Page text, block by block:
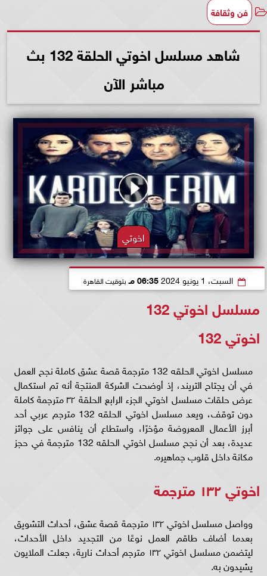
فن وثقافة
شاهد مسلسل اخوتي الحلقة 132 بث
مباشر الآن
اخوتي
السبت، 1 يونيو 2024 06:35 مـ بتوقيت القاهرة
مسلسل اخوتي 132
اخوتي 132
مسلسل اخوتي الحلقه 132 مترجمة قصة عشق كاملة نجح العمل
في أن يجتاح التريند، إذ أوضحت الشركة المنتجة أنه تم استكمال
عرض حلقات مسلسل اخوتي الجزء الرابع الحلقة ٣٢ مترجمة كاملة
دون توقف، ويعد مسلسل اخوتي الحلقه 132 مترجم عربي أحد
أبرز الأعمال المعروضة مؤخرًا، واستطاع أن ينافس على جوائز
عديدة، بعد أن نجح مسلسل اخوتي الحلقه 132 مترجمة في حجز
مكانة داخل قلوب جماهيره.
اخوتي ١٣٢ مترجمة
وواصل مسلسل اخوتي ١٣٢ مترجمة قصة عشق، أحداث التشويق
بعدما أضاف طاقم العمل نوعًا من التجديد داخل الأحداث،
ليتضمن مسلسل اخوتي ١٣٢ مترجم أحداث نارية، جعلت الملايون
يشيدون به.